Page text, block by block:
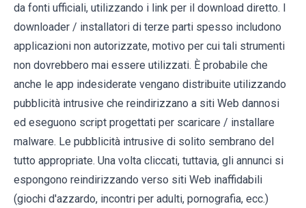
da fonti ufficiali, utilizzando i link per il download diretto. I
downloader / installatori di terze parti spesso includono
applicazioni non autorizzate, motivo per cui tali strumenti
non dovrebbero mai essere utilizzati. È probabile che
anche le app indesiderate vengano distribuite utilizzando
pubblicità intrusive che reindirizzano a siti Web dannosi
ed eseguono script progettati per scaricare / installare
malware. Le pubblicità intrusive di solito sembrano del
tutto appropriate. Una volta cliccati, tuttavia, gli annunci si
espongono reindirizzando verso siti Web inaffidabili
(giochi d'azzardo, incontri per adulti, pornografia, ecc.)